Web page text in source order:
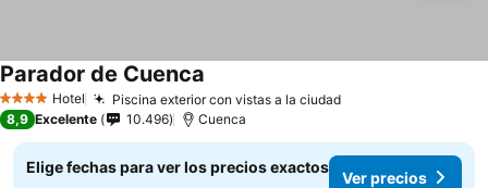
4 EstrellasHotel Piscina exterior con vistas a la ciudadVer precios
Parador de Cuenca
8,9 Excelente 10.496 Cuenca
Elige fechas para ver los precios exactos
Ver precios